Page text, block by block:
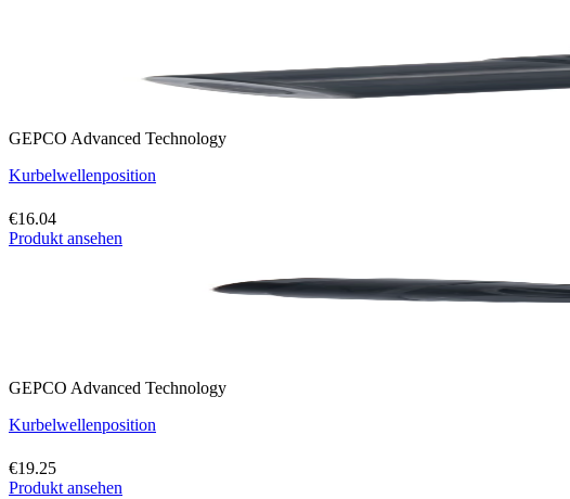
GEPCO Advanced Technology
Kurbelwellenposition
€16.04
Produkt ansehen
GEPCO Advanced Technology
Kurbelwellenposition
€19.25
Produkt ansehen